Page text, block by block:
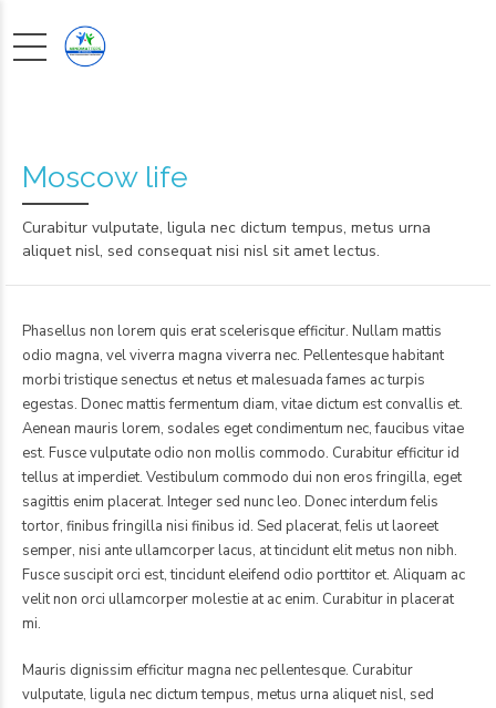
Moscow life
Curabitur vulputate, ligula nec dictum tempus, metus urna
aliquet nisl, sed consequat nisi nisl sit amet lectus.
Phasellus non lorem quis erat scelerisque efficitur. Nullam mattis
odio magna, vel viverra magna viverra nec. Pellentesque habitant
morbi tristique senectus et netus et malesuada fames ac turpis
egestas. Donec mattis fermentum diam, vitae dictum est convallis et.
Aenean mauris lorem, sodales eget condimentum nec, faucibus vitae
est. Fusce vulputate odio non mollis commodo. Curabitur efficitur id
tellus at imperdiet. Vestibulum commodo dui non eros fringilla, eget
sagittis enim placerat. Integer sed nunc leo. Donec interdum felis
tortor, finibus fringilla nisi finibus id. Sed placerat, felis ut laoreet
semper, nisi ante ullamcorper lacus, at tincidunt elit metus non nibh.
Fusce suscipit orci est, tincidunt eleifend odio porttitor et. Aliquam ac
velit non orci ullamcorper molestie at ac enim. Curabitur in placerat
mi.
Mauris dignissim efficitur magna nec pellentesque. Curabitur
vulputate, ligula nec dictum tempus, metus urna aliquet nisl, sed